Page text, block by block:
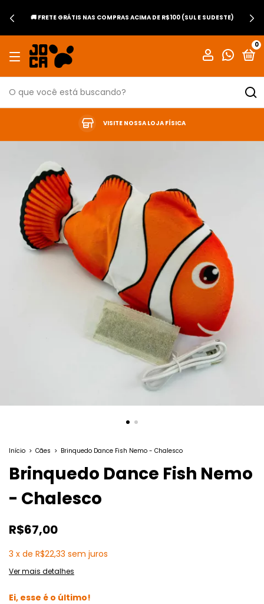
🚚 FRETE GRÁTIS NAS COMPRAS ACIMA DE R$100 (SUL E SUDESTE)
0
VISITE NOSSA LOJA FÍSICA
Início > Cães > Brinquedo Dance Fish Nemo - Chalesco
Brinquedo Dance Fish Nemo
- Chalesco
R$67,00
3 x de R$22,33 sem juros
Ver mais detalhes
Ei, esse é o último!